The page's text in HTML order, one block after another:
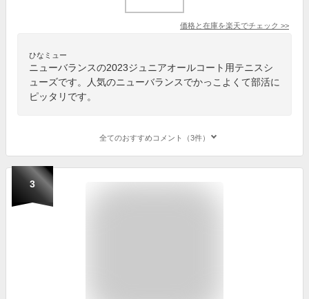
価格と在庫を楽天でチェック >>
ひなミュー
ニューバランスの2023ジュニアオールコート用テニスシ
ューズです。人気のニューバランスでかっこよくて部活に
ピッタリです。
全てのおすすめコメント（3件）
3